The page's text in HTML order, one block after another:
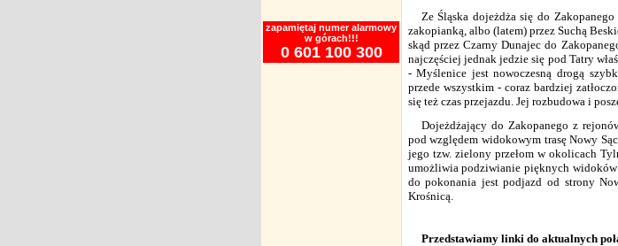
zapamiętaj numer alarmowy
w górach!!!
0 601 100 300
Ze Śląska dojeżdża się do
zakopianką, albo (latem) przez Suchą
skąd przez Czarny Dunajec do
najczęściej jednak jedzie się pod Tatry
- Myślenice jest nowoczesną drogą
przede wszystkim - coraz bardziej
się też czas przejazdu. Jej rozbudowa i
Dojeżdżający do Zakopanego z
pod względem widokowym trasę Nowy
jego tzw. zielony przełom w okolicach
umożliwia podziwianie pięknych
do pokonania jest podjazd od strony
Krośnicą.
Przedstawiamy linki do aktualnych